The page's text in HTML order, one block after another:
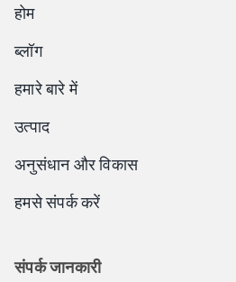
होम
ब्लॉग
हमारे बारे में
उत्पाद
अनुसंधान और विकास
हमसे संपर्क करें
संपर्क जानकारी